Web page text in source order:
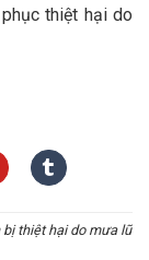
thiệt hại do
thiệt hại do mưa lũ